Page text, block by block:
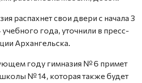
распахнет свои двери с начала 3
года, уточнили в пресс-
Архангельска.
году гимназия № 6 примет
№ 14, которая также будет